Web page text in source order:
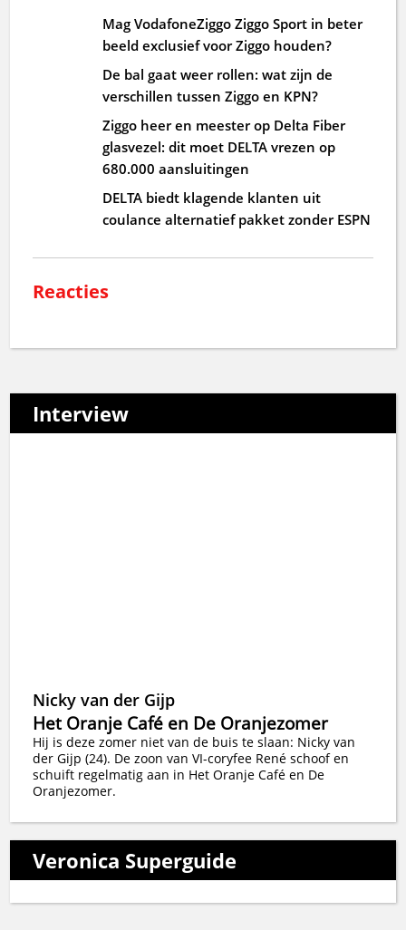
Mag VodafoneZiggo Ziggo Sport in beter
beeld exclusief voor Ziggo houden?
De bal gaat weer rollen: wat zijn de
verschillen tussen Ziggo en KPN?
Ziggo heer en meester op Delta Fiber
glasvezel: dit moet DELTA vrezen op
680.000 aansluitingen
DELTA biedt klagende klanten uit
coulance alternatief pakket zonder ESPN
Reacties
Interview
Nicky van der Gijp
Het Oranje Café en De Oranjezomer
Hij is deze zomer niet van de buis te slaan: Nicky van
der Gijp (24). De zoon van VI-coryfee René schoof en
schuift regelmatig aan in Het Oranje Café en De
Oranjezomer.
Veronica Superguide